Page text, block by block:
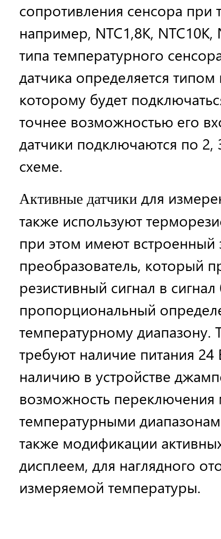
сопротивления сенсора при
например, NTC1,8K,
типа температурного
датчика определяется
которому будет
точнее возможностью его
датчики подключаются по
схеме.
Активные датчики для
также используют
при этом имеют встроенный
преобразователь, который
резистивный сигнал в
пропорциональный
температурному диапазону.
требуют наличие питания 24
наличию в устройстве
возможность
температурными
также модификации
дисплеем, для наглядного
измеряемой температуры.